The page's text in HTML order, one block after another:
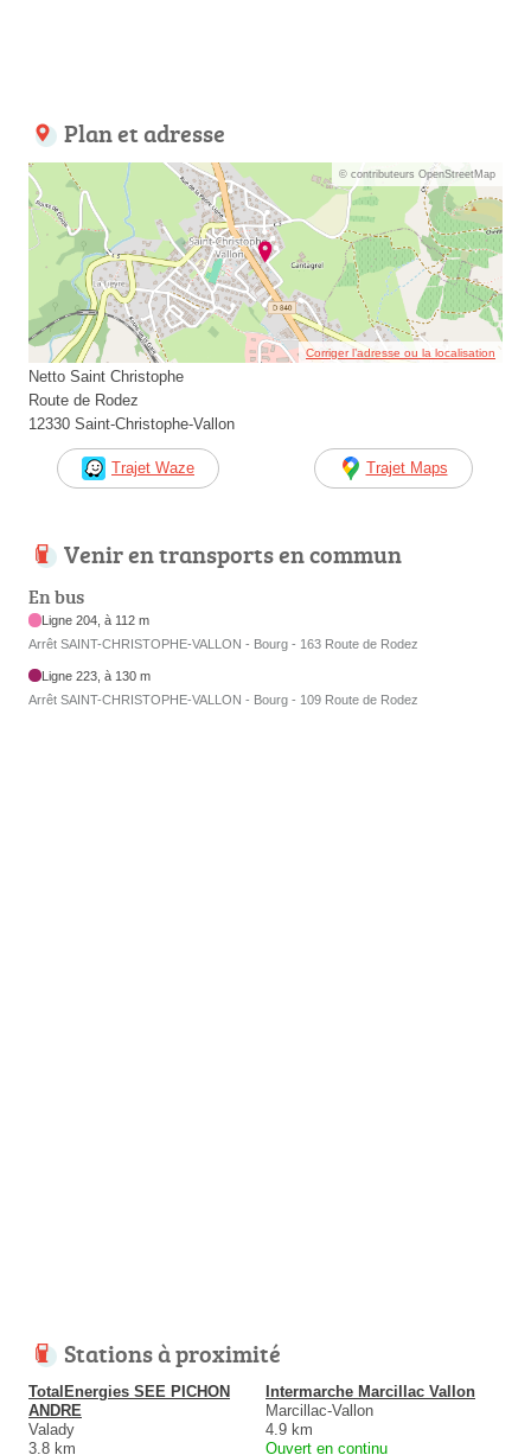
Plan et adresse
© contributeurs OpenStreetMap
Corriger l’adresse ou la localisation
Netto Saint Christophe
Route de Rodez
12330 Saint-Christophe-Vallon
Trajet Waze Trajet Maps
Venir en transports en commun
En bus
Ligne 204, à 112 m
Arrêt SAINT-CHRISTOPHE-VALLON - Bourg - 163 Route de Rodez
Ligne 223, à 130 m
Arrêt SAINT-CHRISTOPHE-VALLON - Bourg - 109 Route de Rodez
Stations à proximité
TotalEnergies SEE PICHON
ANDRE
Valady
3.8 km
Intermarche Marcillac Vallon
Marcillac-Vallon
4.9 km
Ouvert en continu